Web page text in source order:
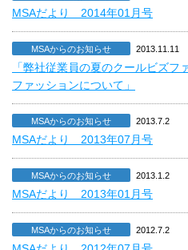
MSAだより 2014年01月号
MSAからのお知らせ 2013.11.11
「弊社従業員の夏のクールビズ
ファッションについて」
MSAからのお知らせ 2013.7.2
MSAだより 2013年07月号
MSAからのお知らせ 2013.1.2
MSAだより 2013年01月号
MSAからのお知らせ 2012.7.2